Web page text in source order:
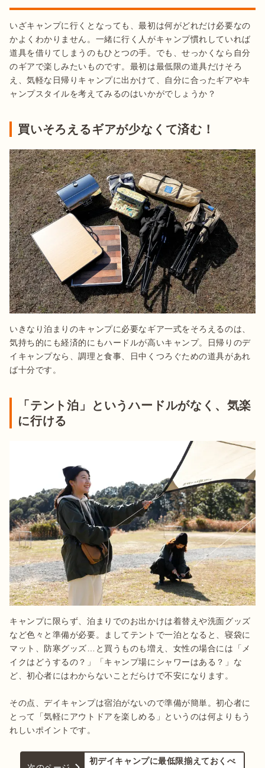
いざキャンプに行くとなっても、最初は何がどれだけ必要なの
かよくわかりません。一緒に行く人がキャンプ慣れしていれば
道具を借りてしまうのもひとつの手。でも、せっかくなら自分
のギアで楽しみたいものです。最初は最低限の道具だけそろ
え、気軽な日帰りキャンプに出かけて、自分に合ったギアやキ
買いそろえるギアが少なくて済む！
いきなり泊まりのキャンプに必要なギア一式をそろえるのは、
気持ち的にも経済的にもハードルが高いキャンプ。日帰りのデ
イキャンプなら、調理と食事、日中くつろぐための道具があれ
「テント泊」というハードルがなく、気楽
に行ける
キャンプに限らず、泊まりでのお出かけは着替えや洗面グッズ
など色々と準備が必要。ましてテントで一泊となると、寝袋に
マット、防寒グッズ…と買うものも増え、女性の場合には「メ
イクはどうするの？」「キャンプ場にシャワーはある？」な
ど、初心者にはわからないことだらけで不安になります。
その点、デイキャンプは宿泊がないので準備が簡単。初心者に
とって「気軽にアウトドアを楽しめる」というのは何よりもう
れしいポイントです。
初デイキャンプに最低限揃えておくべ